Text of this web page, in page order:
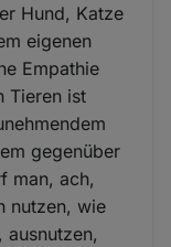
Hund, Katze
eigenen
Empathie
Tieren ist
gegenüber
man, ach,
nutzen, wie
ausnutzen,